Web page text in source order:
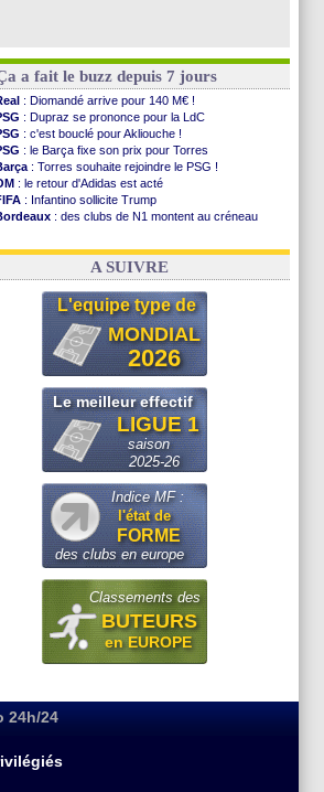
a fait le buzz depuis 7 jours
: Diomandé arrive pour 140 M€ !
: Dupraz se prononce pour la LdC
: c'est bouclé pour Akliouche !
: le Barça fixe son prix pour Torres
: Torres souhaite rejoindre le PSG !
: le retour d'Adidas est acté
: Infantino sollicite Trump
: des clubs de N1 montent au créneau
: le démenti de Leipzig pour Diomandé
A SUIVRE
L'equipe type de
MONDIAL
2026
Le meilleur effectif
LIGUE 1
saison
2025-26
Indice MF :
l'état de
FORME
des clubs en europe
Classements des
BUTEURS
en EUROPE
24h/24